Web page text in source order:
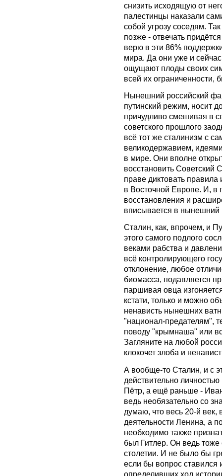
снизить исходящую от
палестинцы наказали
собой угрозу соседям.
позже - отвечать
верю в эти 86%
мира. Да они уже и
ощущают плоды своих
всей их ограниченности,
Нынешний российский
путинский режим, носит
причудливо смешивая в
советского прошлого
всё тот же сталинизм с
великодержавием,
в мире. Они вполне
восстановить Советский
праве диктовать правила
в Восточной Европе. И, в
восстановления и
вписывается в нынешний
Сталин, как, впрочем, и
этого самого подлого
веками рабства и
всё контролирующего
отклонение, любое
биомасса, подавляется
паршивая овца
кстати, только и можно
ненависть нынешних
"национал-предателям",
поводу "крымнаша" или
Загляните на любой
клокочет злоба и
А вообще-то Сталин, и с
действительно
Пётр, а ещё раньше -
ведь необязательно со
думаю, что весь 20-й век,
деятельности Ленина, а
необходимо также
был Гитлер. Он ведь
столетии. И не было бы
если бы вопрос ставился
определивших ход